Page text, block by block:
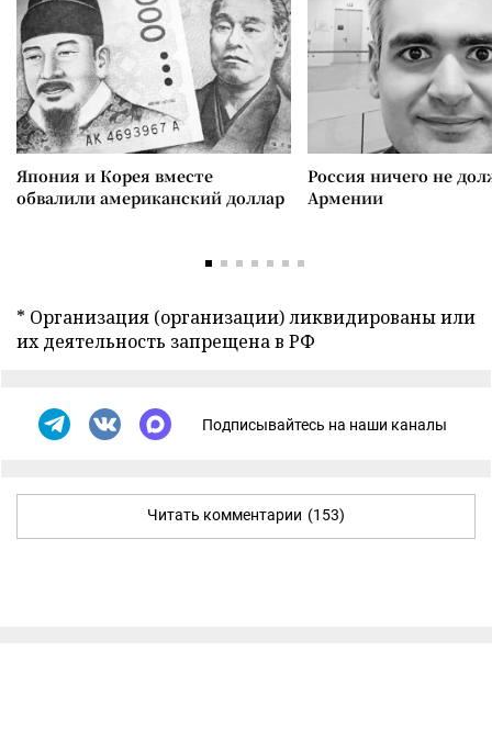
Япония и Корея вместе
обвалили американский доллар
Россия ничего не
Армении
* Организация (организации) ликвидированы или
их деятельность запрещена в РФ
Подписывайтесь на наши каналы
Читать комментарии (153)